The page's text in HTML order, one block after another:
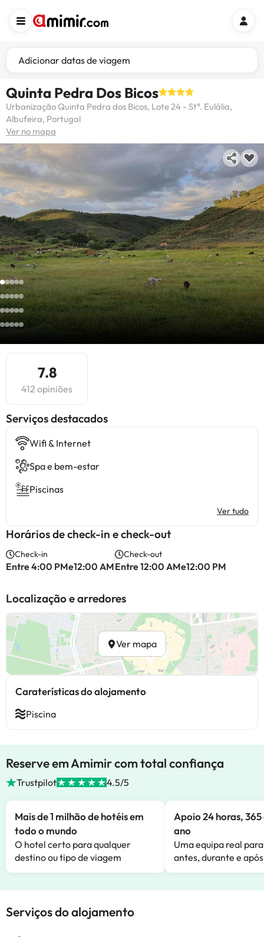
Adicionar datas de viagem
Quinta Pedra Dos Bicos
Urbanização Quinta Pedra dos Bicos, Lote 24 - Stª. Eulália,
Albufeira, Portugal
Ver no mapa
7.8
412 opiniões
Serviços destacados
Wifi & Internet
Spa e bem-estar
Piscinas
Ver tudo
Horários de check-in e check-out
Check-in
Entre 4:00 PMe12:00 AM
Check-out
Entre 12:00 AMe12:00 PM
Localização e arredores
Ver mapa
Caraterísticas do alojamento
Piscina
Reserve em Amimir com total confiança
Trustpilot 4.5/5
Mais de 1 milhão de hotéis em
todo o mundo
O hotel certo para qualquer
destino ou tipo de viagem
Apoio 24 horas,
ano
Uma equipa real
antes, durante e
Serviços do alojamento